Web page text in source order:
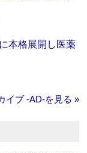
本格展開し医薬
イブ ‐AD‐を見る »